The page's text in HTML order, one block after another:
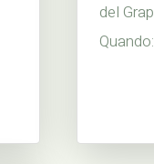
del